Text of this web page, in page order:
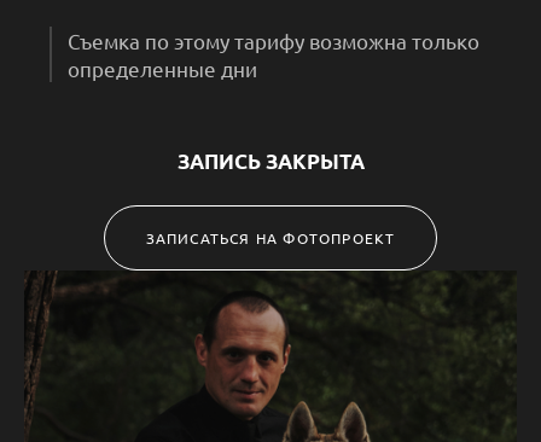
Съемка по этому тарифу возможна только
определенные дни
ЗАПИСЬ ЗАКРЫТА
ЗАПИСАТЬСЯ НА ФОТОПРОЕКТ